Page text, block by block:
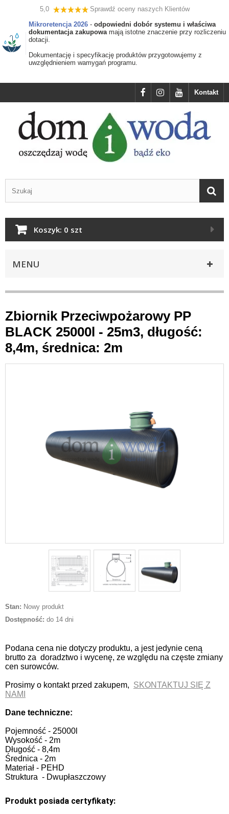
5,0
Sprawdź oceny naszych Klientów
Mikroretencja 2026 - odpowiedni dobór systemu i właściwa
dokumentacja zakupowamają istotne znaczenie przy rozliczeniu
dotacji.
Dokumentację i specyfikację produktów przygotowujemy z
uwzględnieniem wamygań programu.
Kontakt
Koszyk: 0 szt
MENU
Zbiornik Przeciwpożarowy PP
BLACK 25000l - 25m3, długość:
8,4m, średnica: 2m
Stan: Nowy produkt
Dostępność: do 14 dni
Podana cena nie dotyczy produktu, a jest jedynie ceną
brutto za doradztwo i wycenę, ze względu na częste zmiany
cen surowców.
Prosimy o kontakt przed zakupem, SKONTAKTUJ SIĘ Z
NAMI
Dane techniczne:
Pojemność - 25000l
Wysokość - 2m
Długość - 8,4m
Średnica - 2m
Materiał - PEHD
Struktura - Dwupłaszczowy
Produkt posiada certyfikaty: